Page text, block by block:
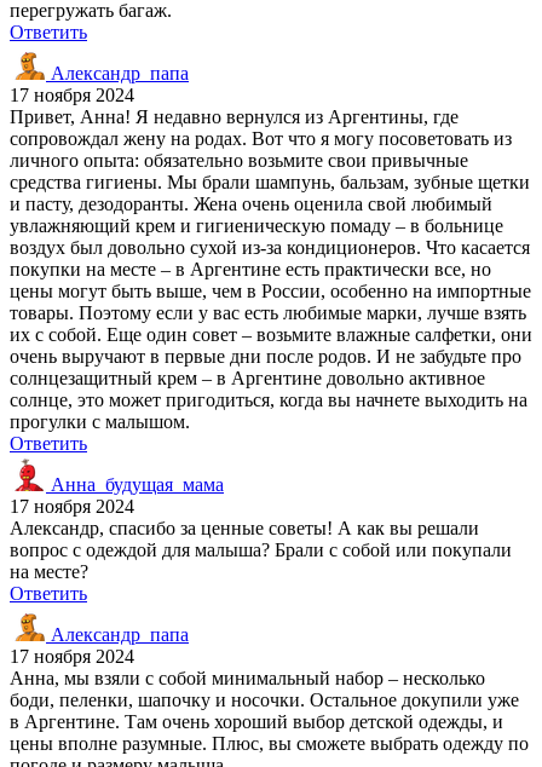
перегружать багаж.
Ответить
Александр_папа
17 ноября 2024
Привет, Анна! Я недавно вернулся из Аргентины, где
сопровождал жену на родах. Вот что я могу посоветовать из
личного опыта: обязательно возьмите свои привычные
средства гигиены. Мы брали шампунь, бальзам, зубные щетки
и пасту, дезодоранты. Жена очень оценила свой любимый
увлажняющий крем и гигиеническую помаду – в больнице
воздух был довольно сухой из-за кондиционеров. Что касается
покупки на месте – в Аргентине есть практически все, но
цены могут быть выше, чем в России, особенно на импортные
товары. Поэтому если у вас есть любимые марки, лучше взять
их с собой. Еще один совет – возьмите влажные салфетки, они
очень выручают в первые дни после родов. И не забудьте про
солнцезащитный крем – в Аргентине довольно активное
солнце, это может пригодиться, когда вы начнете выходить на
прогулки с малышом.
Ответить
Анна_будущая_мама
17 ноября 2024
Александр, спасибо за ценные советы! А как вы решали
вопрос с одеждой для малыша? Брали с собой или покупали
на месте?
Ответить
Александр_папа
17 ноября 2024
Анна, мы взяли с собой минимальный набор – несколько
боди, пеленки, шапочку и носочки. Остальное докупили уже
в Аргентине. Там очень хороший выбор детской одежды, и
цены вполне разумные. Плюс, вы сможете выбрать одежду по